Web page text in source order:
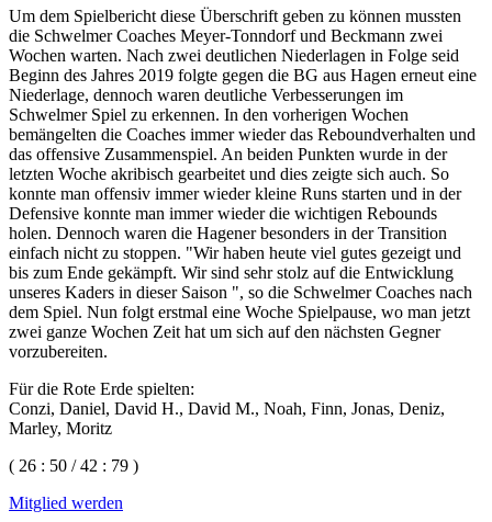
Um dem Spielbericht diese Überschrift geben zu können mussten
die Schwelmer Coaches Meyer-Tonndorf und Beckmann zwei
Wochen warten. Nach zwei deutlichen Niederlagen in Folge seid
Beginn des Jahres 2019 folgte gegen die BG aus Hagen erneut eine
Niederlage, dennoch waren deutliche Verbesserungen im
Schwelmer Spiel zu erkennen. In den vorherigen Wochen
bemängelten die Coaches immer wieder das Reboundverhalten und
das offensive Zusammenspiel. An beiden Punkten wurde in der
letzten Woche akribisch gearbeitet und dies zeigte sich auch. So
konnte man offensiv immer wieder kleine Runs starten und in der
Defensive konnte man immer wieder die wichtigen Rebounds
holen. Dennoch waren die Hagener besonders in der Transition
einfach nicht zu stoppen. "Wir haben heute viel gutes gezeigt und
bis zum Ende gekämpft. Wir sind sehr stolz auf die Entwicklung
unseres Kaders in dieser Saison ", so die Schwelmer Coaches nach
dem Spiel. Nun folgt erstmal eine Woche Spielpause, wo man jetzt
zwei ganze Wochen Zeit hat um sich auf den nächsten Gegner
vorzubereiten.
Für die Rote Erde spielten:
Conzi, Daniel, David H., David M., Noah, Finn, Jonas, Deniz,
Marley, Moritz
( 26 : 50 / 42 : 79 )
Mitglied werden